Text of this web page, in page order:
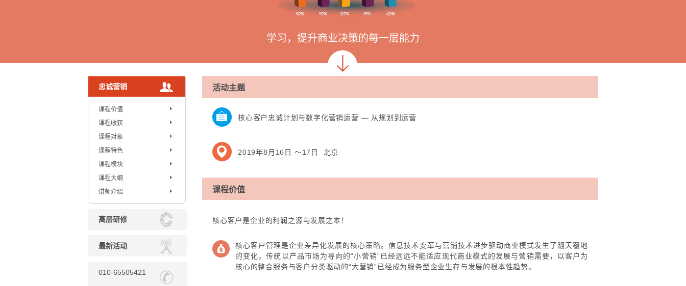
学习，提升商业决策的每一层能力
忠诚营销
课程价值
课程收获
课程对象
课程特色
课程模块
课程大纲
讲师介绍
高层研修
最新活动
010-65505421
活动主题
核心客户忠诚计划与数字化营销运营 — 从规划到运营
2019年8月16日 ～17日 北京
课程价值
核心客户是企业的利润之源与发展之本！
核心客户管理是企业差异化发展的核心策略。信息技术变革与营销技术进步驱动商业模式发生了翻天覆地
的变化，传统以产品市场为导向的“小营销”已经远远不能适应现代商业模式的发展与营销需要，以客户为
核心的整合服务与客户分类驱动的“大营销”已经成为服务型企业生存与发展的根本性趋势。